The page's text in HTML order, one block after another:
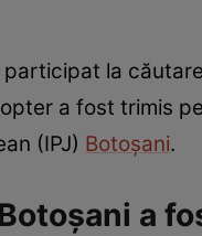
la
a fost trimis
(IPJ) Botoşani.
a